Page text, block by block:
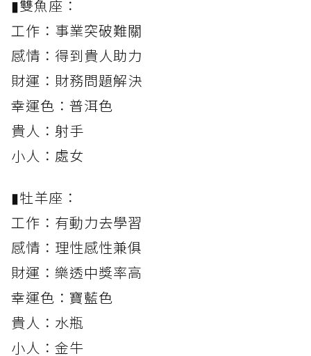
▮雙魚座：
工作：事業突破難關
感情：得到貴人助力
財運：財務問題解決
幸運色：普洱色
貴人：射手
小人：處女
▮牡羊座：
工作：有動力去學習
感情：理性感性兼俱
財運：樂透中獎率高
幸運色：寶藍色
貴人：水瓶
小人：金牛